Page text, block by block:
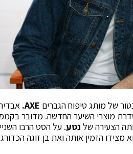
של מותג טיפוח הגברים AXE
.
מוצרי השיער החדשה. מדובר
הצעירה של נטע. על הסט הרבו
מצידו הזמין אותה ואת בן זוגה